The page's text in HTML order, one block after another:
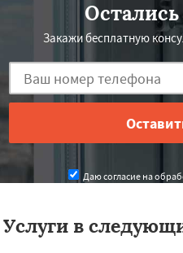
Закажи бесплатную
Даю согласие на
Услуги в